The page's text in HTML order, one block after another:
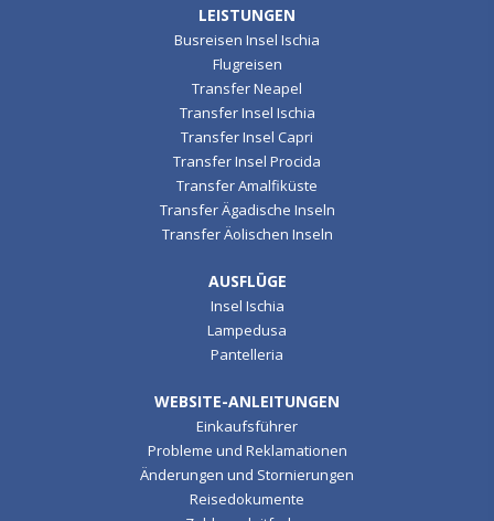
LEISTUNGEN
Busreisen Insel Ischia
Flugreisen
Transfer Neapel
Transfer Insel Ischia
Transfer Insel Capri
Transfer Insel Procida
Transfer Amalfiküste
Transfer Ägadische Inseln
Transfer Äolischen Inseln
AUSFLÜGE
Insel Ischia
Lampedusa
Pantelleria
WEBSITE-ANLEITUNGEN
Einkaufsführer
Probleme und Reklamationen
Änderungen und Stornierungen
Reisedokumente